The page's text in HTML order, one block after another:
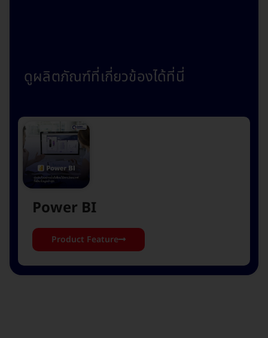
ดูผลิตภัณฑ์ที่เกี่ยวข้องได้ที่นี่
Power BI
Product Feature